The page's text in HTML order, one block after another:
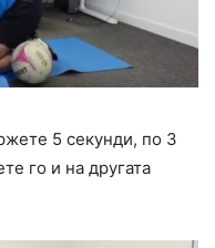
5 секунди, по 3
го и на другата